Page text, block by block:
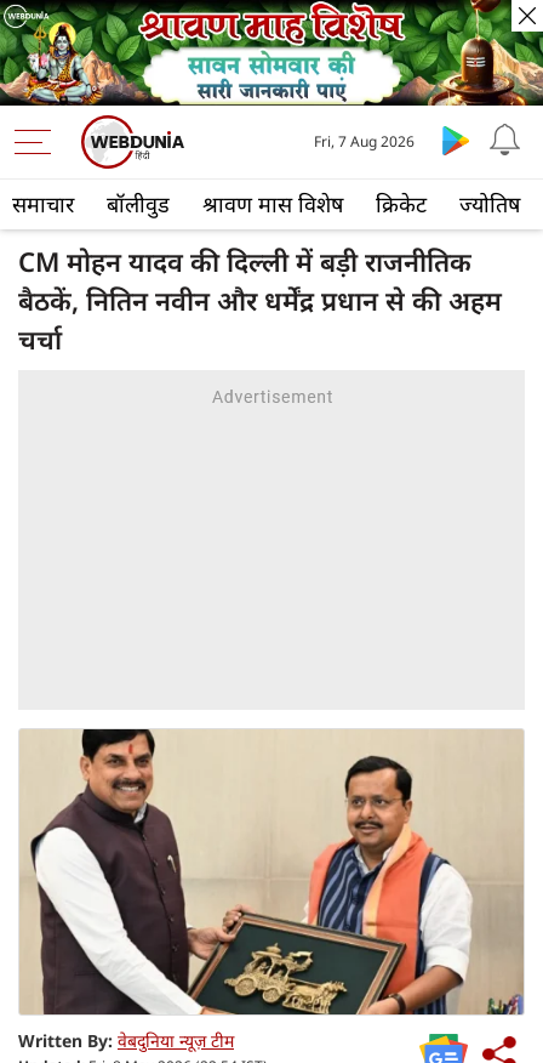
समाचार बॉलीवुड श्रावण मास विशेष क्रिकेट ज्योतिष
Fri, 7 Aug 2026
CM मोहन यादव की दिल्ली में बड़ी राजनीतिक
बैठकें, नितिन नवीन और धर्मेंद्र प्रधान से की अहम
चर्चा
Written By: वेबदुनिया न्यूज़ टीम